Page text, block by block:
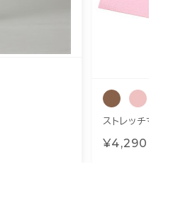
ストレッチマッ
¥4,290